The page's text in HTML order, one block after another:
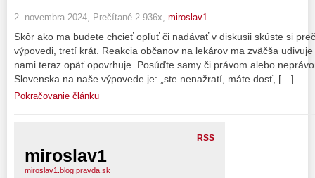
2. novembra 2024, Prečítané 2 936x, miroslav1
Skôr ako ma budete chcieť opľuť či nadávať v diskusii skúste si
výpovedi, tretí krát. Reakcia občanov na lekárov ma zväčša
nami teraz opäť opovrhuje. Posúďte samy či právom alebo
Slovenska na naše výpovede je: „ste nenažratí, máte dosť, […]
Pokračovanie článku
RSS
miroslav1
miroslav1.blog.pravda.sk